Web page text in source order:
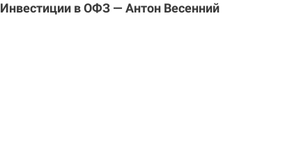
Инвестиции в ОФЗ — Антон Весенний